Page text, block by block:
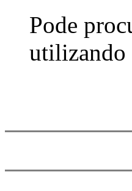
Pode
utilizando